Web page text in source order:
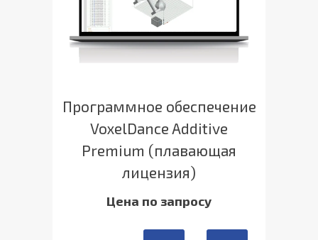
Программное обеспечение
VoxelDance Additive
Premium (плавающая
лицензия)
Цена по запросу